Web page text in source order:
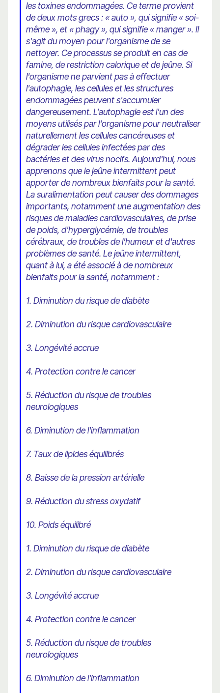
les toxines endommagées. Ce terme provient
de deux mots grecs : « auto », qui signifie « soi-
même », et « phagy », qui signifie « manger ». Il
s'agit du moyen pour l'organisme de se
nettoyer. Ce processus se produit en cas de
famine, de restriction calorique et de jeûne. Si
l'organisme ne parvient pas à effectuer
l'autophagie, les cellules et les structures
endommagées peuvent s'accumuler
dangereusement. L'autophagie est l'un des
moyens utilisés par l'organisme pour neutraliser
naturellement les cellules cancéreuses et
dégrader les cellules infectées par des
bactéries et des virus nocifs. Aujourd'hui, nous
apprenons que le jeûne intermittent peut
apporter de nombreux bienfaits pour la santé.
La suralimentation peut causer des dommages
importants, notamment une augmentation des
risques de maladies cardiovasculaires, de prise
de poids, d'hyperglycémie, de troubles
cérébraux, de troubles de l'humeur et d'autres
problèmes de santé. Le jeûne intermittent,
quant à lui, a été associé à de nombreux
bienfaits pour la santé, notamment :
1. Diminution du risque de diabète
2. Diminution du risque cardiovasculaire
3. Longévité accrue
4. Protection contre le cancer
5. Réduction du risque de troubles
neurologiques
6. Diminution de l'inflammation
7. Taux de lipides équilibrés
8. Baisse de la pression artérielle
9. Réduction du stress oxydatif
10. Poids équilibré
1. Diminution du risque de diabète
2. Diminution du risque cardiovasculaire
3. Longévité accrue
4. Protection contre le cancer
5. Réduction du risque de troubles
neurologiques
6. Diminution de l'inflammation